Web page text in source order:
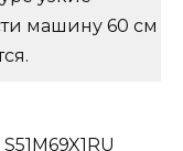
машину 60 см